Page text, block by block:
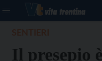
Il presepio